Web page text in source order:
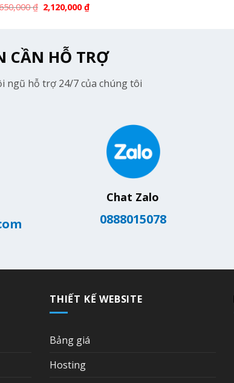
₫ 2,120,000₫
CẦN HỖ TRỢ
ngũ hỗ trợ 24/7 của chúng tôi
Chat Zalo
0888015078
THIẾT KẾ WEBSITE
Bảng giá
Hosting